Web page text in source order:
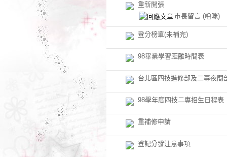
重新開張
市長留言 (嚕咪)
登分榜單(未補完)
98畢業學習距離時間表
台北區四技進修部及二專夜間
98學年度四技二專招生日程表
重補修申請
登記分發注意事項